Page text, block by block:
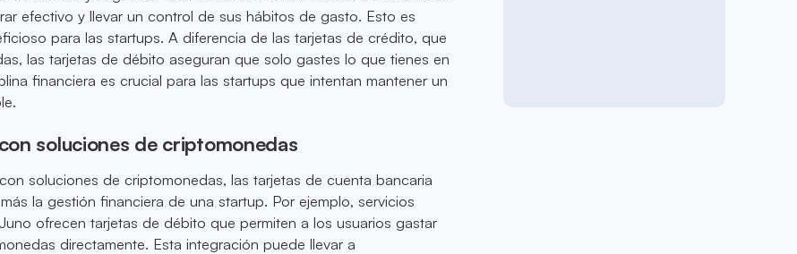
efectivo y llevar un control de sus hábitos de gasto. Esto es
para las startups. A diferencia de las tarjetas de crédito, que
las tarjetas de débito aseguran que solo gastes lo que tienes en
financiera es crucial para las startups que intentan mantener un
soluciones de criptomonedas
soluciones de criptomonedas, las tarjetas de cuenta bancaria
la gestión financiera de una startup. Por ejemplo, servicios
ofrecen tarjetas de débito que permiten a los usuarios gastar
directamente. Esta integración puede llevar a